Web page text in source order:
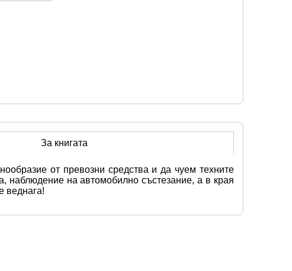
За книгата
от превозни средства и да чуем техните
наблюдение на автомобилно състезание, а в края
веднага!